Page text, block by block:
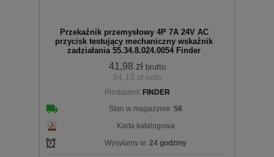
koszyka
Przekaźnik przemysłowy 4P 7A 24V AC
przycisk testujący mechaniczny wskaźnik
zadziałania 55.34.8.024.0054 Finder
41,98 zł brutto
34,13 zł netto
Producent: FINDER
Stan w magazynie: 56
Karta katalogowa
Wysyłamy w: 24 godziny